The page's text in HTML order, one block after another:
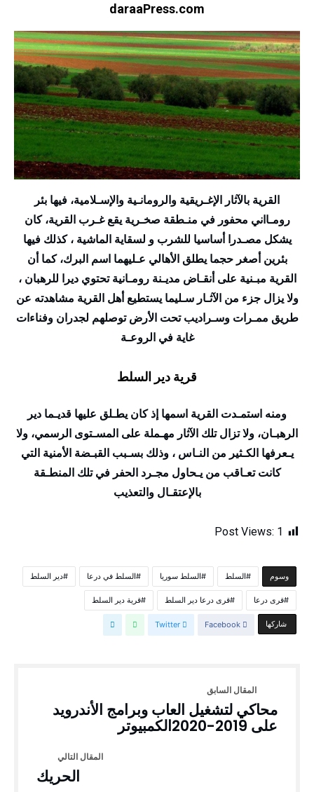
daraaPress.com
القرية بالآثار الإغـريقية والرومانـية والإسـلامية، فيها بئر
رومـااني محفور في منـطقة صخـرية يقع غـرب القرية، كان
يشكل مصـدرا أساسيا للشرب و لسقاية الماشية ، كذلك فيها
بئرين أصغر حجما يطلق الأهالي عـليهما اسم البرك، كما أن
القرية مبـنية على أنقـاض مديـنة رومـانية تحتوي ديرا للرهبان ،
ولا يزال جزء من الآثـار سـليما يستطيع أهل القرية مشاهدته عن
طريق ممـرات وسـراديب تحت الأرض توصلهم لجدران وفناءات
غاية في الروعـة
قرية دير السلط
ومنه استمـدت القرية اسمها إذ كان يطـلق عليها قديـما دير
الرهبـان، ولا تزال تلك الآثار مهـملة على المسـتوى الرسمي، ولا
يـعرفها الكـثير من النـاس ، وذلك بسـبب القبـضة الأمنية التي
كانت تعـاقب من يـحاول مجـرد الحفر في تلك المنطـقة
بالإعتقـال والتعذيب
Post Views: 1
‫‫‫‫وسوم‬ السلط السلط سوريا السلط في درعا دير السلط
قرى درعا قرى درعا دير السلط قرية دير السلط
‫‫ شاركها‬ Facebook
Twitter
محاكي لتشغيل العاب وبرامج الأندرويد
على 2019-2020الكمبيوتر
الحريك